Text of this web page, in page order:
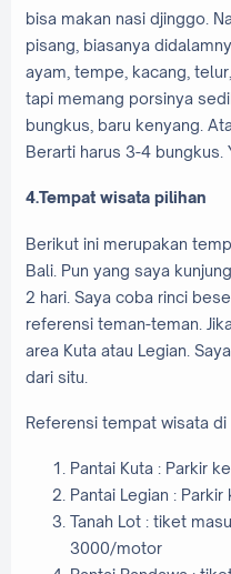
bisa makan nasi djinggo.
pisang, biasanya
ayam, tempe, kacang,
tapi memang porsinya
bungkus, baru kenyang.
Berarti harus 3-4 bungkus.
4.Tempat wisata pilihan
Berikut ini merupakan
Bali. Pun yang saya
2 hari. Saya coba rinci
referensi teman-teman.
area Kuta atau Legian.
dari situ.
Referensi tempat wisata
Pantai Kuta : Parkir
Pantai Legian :
Tanah Lot : tiket
3000/motor